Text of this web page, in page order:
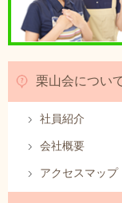
栗山会につい
社員紹介
会社概要
アクセスマップ